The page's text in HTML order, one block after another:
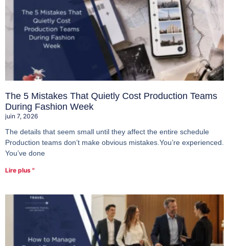
The 5 Mistakes That Quietly Cost Production Teams
During Fashion Week
juin 7, 2026
The details that seem small until they affect the entire schedule
Production teams don’t make obvious mistakes.You’re experienced.
You’ve done
Lire plus "